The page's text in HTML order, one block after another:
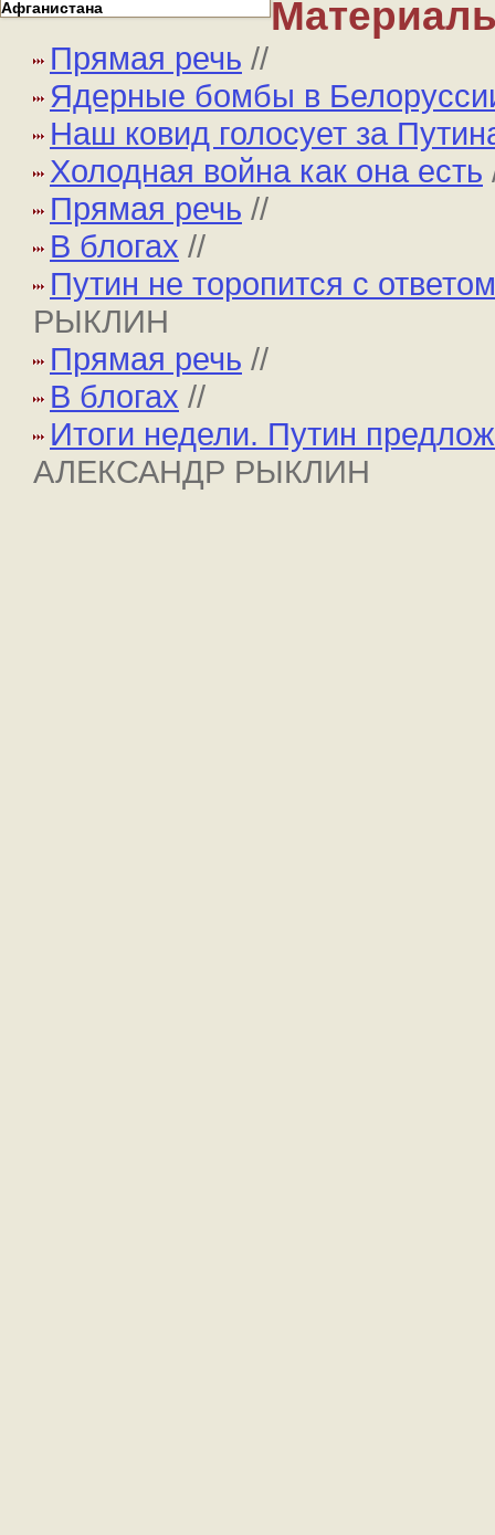
Афганистана
Прямая речь //
Ядерные бомбы в
Наш ковид голосует за
Холодная война как она есть
Прямая речь //
В блогах //
Путин не торопится с
РЫКЛИН
Прямая речь //
В блогах //
Итоги недели. Путин
АЛЕКСАНДР РЫКЛИН